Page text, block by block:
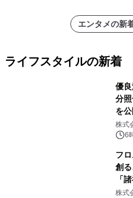
エンタメの新
ライフスタイルの新着
優
分
を公
株式
6
フ
創
「
(日)
株式